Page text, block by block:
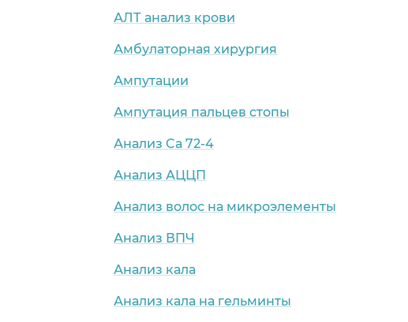
АЛТ анализ крови
Амбулаторная хирургия
Ампутации
Ампутация пальцев стопы
Анализ Cа 72-4
Анализ АЦЦП
Анализ волос на микроэлементы
Анализ ВПЧ
Анализ кала
Анализ кала на гельминты